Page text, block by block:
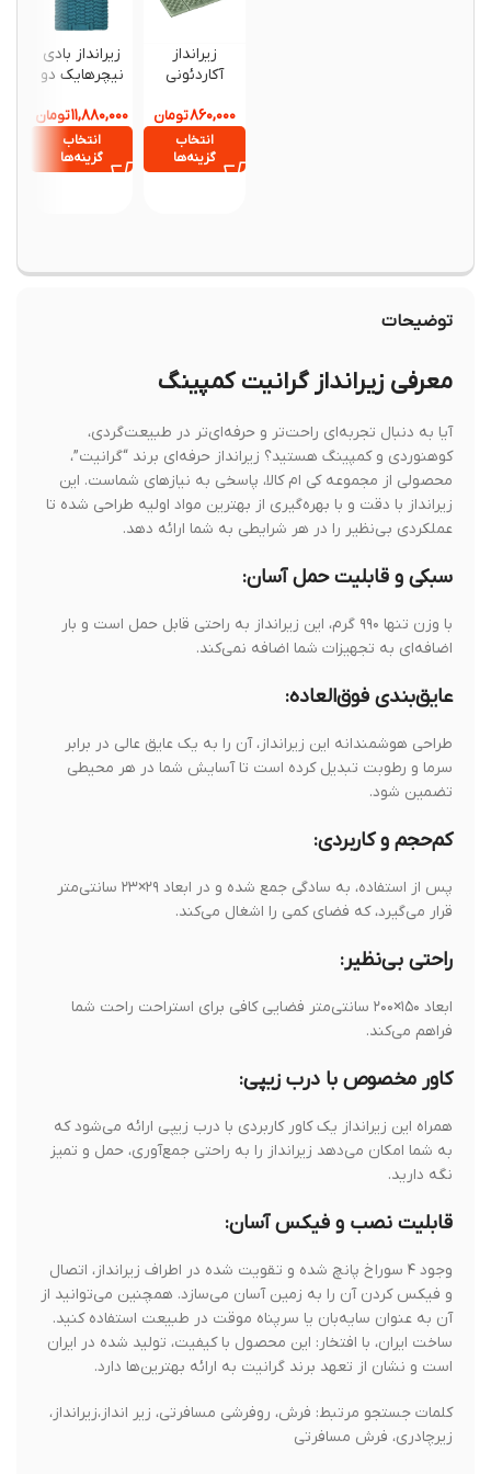
زیرانداز
آکاردئونی
NH20PJ025
۸۶۰,۰۰۰تومان
انتخاب
گزینه‌ها
زیرانداز بادی
نیچرهایک دو
CNK2550WS01
9 مدل FC01
۱۱,۸۸۰,۰۰۰تومان
انتخاب
گزینه‌ها
توضیحات
معرفی زیرانداز گرانیت کمپینگ
آیا به دنبال تجربه‌ای راحت‌تر و حرفه‌ای‌تر در طبیعت‌گردی،
کوهنوردی و کمپینگ هستید؟ زیرانداز حرفه‌ای برند “گرانیت”،
محصولی از مجموعه کی ام کالا، پاسخی به نیازهای شماست. این
زیرانداز با دقت و با بهره‌گیری از بهترین مواد اولیه طراحی شده تا
عملکردی بی‌نظیر را در هر شرایطی به شما ارائه دهد.
سبکی و قابلیت حمل آسان:
با وزن تنها ۹۹۰ گرم، این زیرانداز به راحتی قابل حمل است و بار
اضافه‌ای به تجهیزات شما اضافه نمی‌کند.
عایق‌بندی فوق‌العاده:
طراحی هوشمندانه این زیرانداز، آن را به یک عایق عالی در برابر
سرما و رطوبت تبدیل کرده است تا آسایش شما در هر محیطی
تضمین شود.
کم‌حجم و کاربردی:
پس از استفاده، به سادگی جمع شده و در ابعاد ۲۹×۲۳ سانتی‌متر
قرار می‌گیرد، که فضای کمی را اشغال می‌کند.
راحتی بی‌نظیر:
ابعاد ۱۵۰×۲۰۰ سانتی‌متر فضایی کافی برای استراحت راحت شما
فراهم می‌کند.
کاور مخصوص با درب زیپی:
همراه این زیرانداز یک کاور کاربردی با درب زیپی ارائه می‌شود که
به شما امکان می‌دهد زیرانداز را به راحتی جمع‌آوری، حمل و تمیز
نگه دارید.
قابلیت نصب و فیکس آسان:
وجود ۴ سوراخ پانچ شده و تقویت شده در اطراف زیرانداز، اتصال
و فیکس کردن آن را به زمین آسان می‌سازد. همچنین می‌توانید از
آن به عنوان سایه‌بان یا سرپناه موقت در طبیعت استفاده کنید.
ساخت ایران، با افتخار: این محصول با کیفیت، تولید شده در ایران
است و نشان از تعهد برند گرانیت به ارائه بهترین‌ها دارد.
کلمات جستجو مرتبط: فرش، روفرشی مسافرتی، زیر انداز،زیرانداز،
زیرچادری، فرش مسافرتی